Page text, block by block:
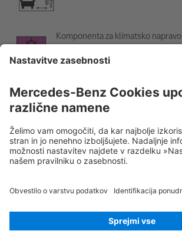
Komponenta za klimatsko napravo
174.613
© 2026Mercedes-Benz AG